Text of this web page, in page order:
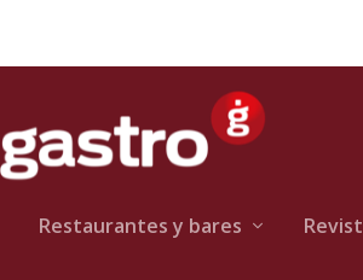
Restaurantes y bares